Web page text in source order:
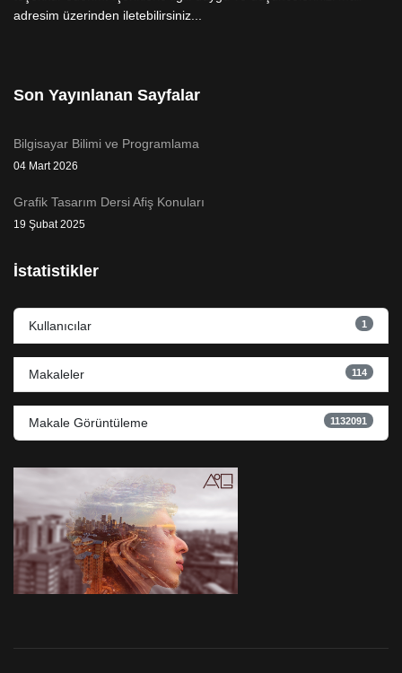
adresim üzerinden iletebilirsiniz...
Son Yayınlanan Sayfalar
Bilgisayar Bilimi ve Programlama
04 Mart 2026
Grafik Tasarım Dersi Afiş Konuları
19 Şubat 2025
İstatistikler
Kullanıcılar 1
Makaleler 114
Makale Görüntüleme 1132091